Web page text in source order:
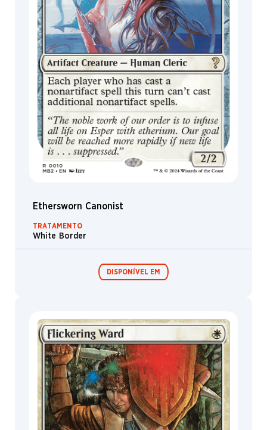
Ethersworn Canonist
TRATAMENTO
White Border
DISPONÍVEL EM
MagicCon
Festival in a